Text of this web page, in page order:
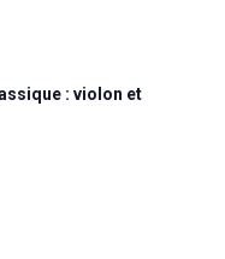
: violon et